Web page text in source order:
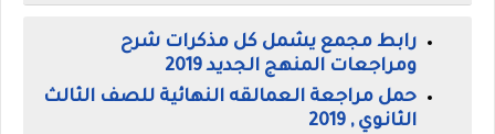
رابط مجمع يشمل كل مذكرات شرح
ومراجعات المنهج الجديد 2019
حمل مراجعة العمالقه النهائية للصف الثالث
الثانوي , 2019